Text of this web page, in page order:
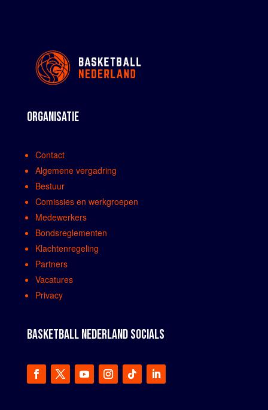
ORGANISATIE
Contact
Algemene vergadring
Bestuur
Comissies en werkgroepen
Medewerkers
Bondsreglementen
Klachtenregeling
Partners
Vacatures
Privacy
BASKETBALL NEDERLAND SOCIALS